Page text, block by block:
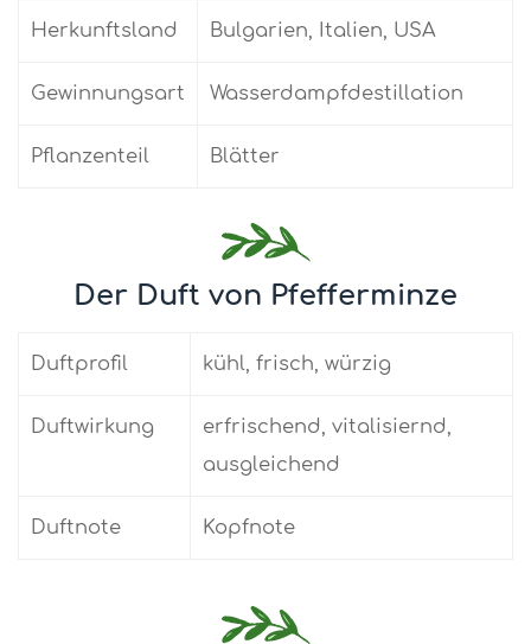
Herkunftsland Bulgarien, Italien, USA
Gewinnungsart Wasserdampfdestillation
Pflanzenteil Blätter
Der Duft von Pfefferminze
Duftprofil kühl, frisch, würzig
Duftwirkung
erfrischend, vitalisiernd,
ausgleichend
Duftnote Kopfnote